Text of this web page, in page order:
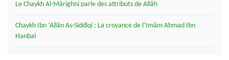
Le Chaykh Al-Mârighni parle des attributs de Allâh
Chaykh Ibn ‘Allân As-Siddîqi : La croyance de l’Imâm Ahmad Ibn
Hanbal